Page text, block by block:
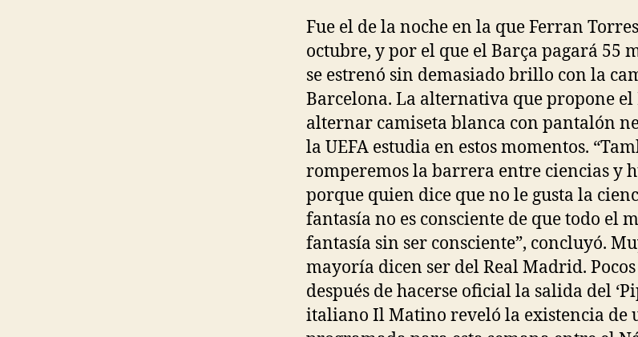
Fue el de la noche en la que Ferran
octubre, y por el que el Barça pagará 55
se estrenó sin demasiado brillo con la
Barcelona. La alternativa que propone
alternar camiseta blanca con pantalón
la UEFA estudia en estos momentos.
romperemos la barrera entre ciencias y
porque quien dice que no le gusta la
fantasía no es consciente de que todo el
fantasía sin ser consciente”, concluyó.
mayoría dicen ser del Real Madrid.
después de hacerse oficial la salida del
italiano Il Matino reveló la existencia de